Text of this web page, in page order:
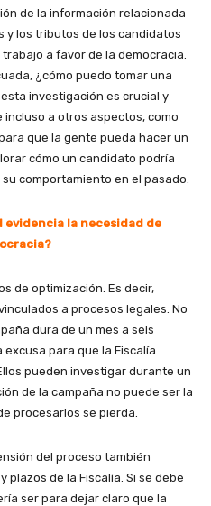
de la información relacionada
y los tributos de los candidatos
a favor de la democracia.
¿cómo puedo tomar una
investigación es crucial y
a otros aspectos, como
que la gente pueda hacer un
cómo un candidato podría
comportamiento en el pasado.
evidencia la necesidad de
de optimización. Es decir,
a procesos legales. No
dura de un mes a seis
para que la Fiscalía
pueden investigar durante un
de la campaña no puede ser la
procesarlos se pierda.
del proceso también
plazos de la Fiscalía. Si se debe
ser para dejar claro que la